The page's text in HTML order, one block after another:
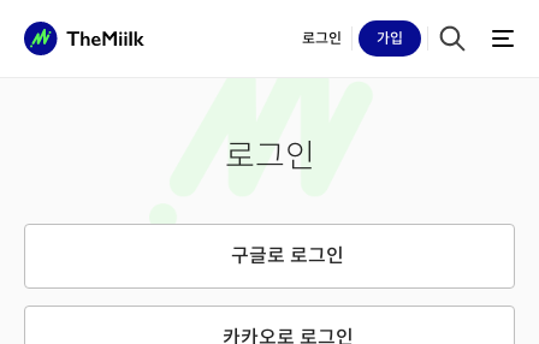
로그인 가입
로그인
구글로 로그인
카카오로 로그인